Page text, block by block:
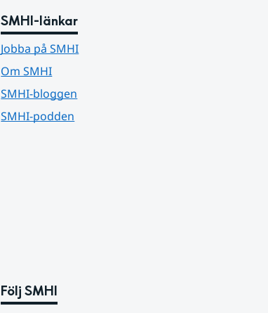
SMHI-länkar
Jobba på SMHI
Om SMHI
SMHI-bloggen
SMHI-podden
Följ SMHI